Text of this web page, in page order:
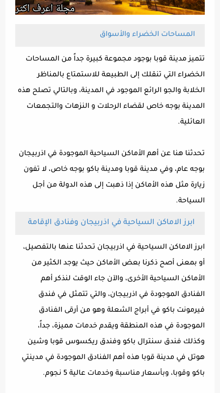
المساحات الخضراء والأسواق
تتميز مدينة قوبا بوجود مجموعة كبيرة جداً من المساحات
الخضراء التي تنقلك إلى الطبيعة للاستمتاع بالمناظر
الخلابة والجو الرائع الموجود في المدينة، وبالتالي تصلح هذه
المدينة بوجه خاص لقضاء الرحلات و النزهات والتجمعات
العائلية.
تحدثنا هنا عن أهم الأماكن السياحية الموجودة في اذربيجان
بوجه عام، وفي مدينة قوبا ومدينة باكو بوجه خاص، لا تفون
زيارة مثل هذه الأماكن إذا ذهبت إلى هذه الدولة من أجل
السياحة.
ابرز الاماكن السياحية في اذربيجان وفنادق الإقامة
ابرز الاماكن السياحية في اذربيجان تحدثنا عنها بالتفصيل،
أو بمعنى أصح ذكرنا بعض الأماكن حيث يوجد الكثير من
الأماكن السياحية الأخرى، والآن جاء الوقت لنذكر أهم
الفنادق الموجودة في اذربيجان، والتي تتمثل في فندق
فيرمونت باكو في أبراج الشعلة وهو من أرقى الفنادق
الموجودة في هذه المنطقة ويقدم خدمات مميزة، جداً،
وكذلك فندق سنترال باكو وفندق ريكسوس قوبا وشين
هوتل في مدينة قوبا هذه أهم الفنادق الموجودة في مدينتي
باكو وقوبا، وبأسعار مناسبة وخدمات عالية 5 نجوم.